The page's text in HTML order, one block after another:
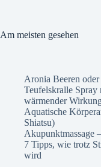
Am meisten gesehen
Aronia Beeren
Teufelskralle Spray
wärmender
Aquatische
Shiatsu)
Akupunktmassage
7 Tipps, wie trotz
wird